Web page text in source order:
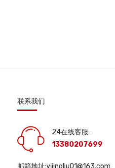
联系我们
24在线客服:
13380207699